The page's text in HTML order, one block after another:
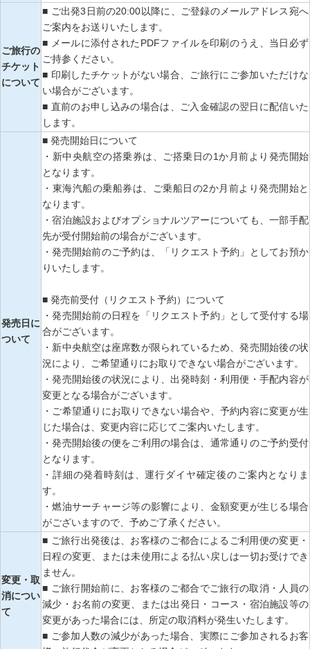
ご旅行の
チケット
について
■ ご出発3日前の20:00以降に、ご登録のメールアドレス宛へ
ご案内をお送りいたします。
■ メールに添付されたPDFファイルを印刷のうえ、当日必ず
ご持参ください。
■ 印刷したチケットがない場合、ご旅行にご参加いただけな
い場合がございます。
■ 直前のお申し込みの場合は、ご入金確認の翌日に配信いた
します。
発売日に
ついて
■ 発売開始日について
・新中央航空の搭乗券は、ご搭乗日の1か月前より発売開始
となります。
・東海汽船の乗船券は、ご乗船日の2か月前より発売開始と
なります。
・宿泊施設およびオプショナルツアーについても、一部手配
先が受付開始前の場合がございます。
・発売開始前のご予約は、「リクエスト予約」としてお預か
りいたします。
■ 発売前受付（リクエスト予約）について
・発売開始前の日程を「リクエスト予約」として受付する場
合がございます。
・新中央航空は座席数が限られているため、発売開始後の状
況により、ご希望通りにお取りできない場合がございます。
・発売開始後の状況により、出発時刻・利用便・手配内容が
変更となる場合がございます。
・ご希望通りにお取りできない場合や、予約内容に変更が生
じた場合は、変更内容に応じてご案内いたします。
・発売開始後の便をご利用の場合は、通常通りのご予約受付
となります。
・詳細の発着時刻は、運行ダイヤ確定後のご案内となりま
す。
・燃油サーチャージ等の影響により、金額変更が生じる場合
がございますので、予めご了承ください。
変更・取
消につい
て
■ ご旅行出発後は、お客様のご都合によるご利用便の変更・
日程の変更、または未使用による払い戻しは一切お受けでき
ません。
■ ご旅行開始前に、お客様のご都合でご旅行の取消・人員の
減少・お名前の変更、または出発日・コース・宿泊施設等の
変更があった場合には、所定の取消料が発生いたします。
■ ご参加人数の減少があった場合、実際にご参加されるお客